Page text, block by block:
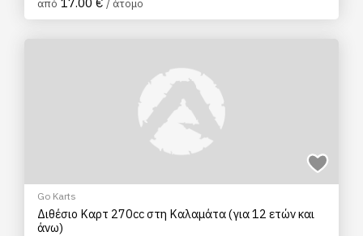
από / άτομο
Go Karts
Διθέσιο Καρτ 270cc στη Καλαμάτα (για 12 ετών και
άνω)